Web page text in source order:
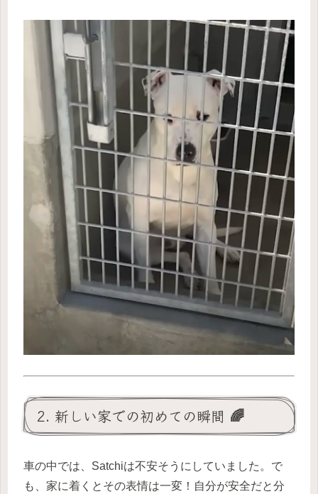
2. 新しい家での初めての瞬間 🌈
車の中では、Satchiは不安そうにしていました。で
も、家に着くとその表情は一変！自分が安全だと分